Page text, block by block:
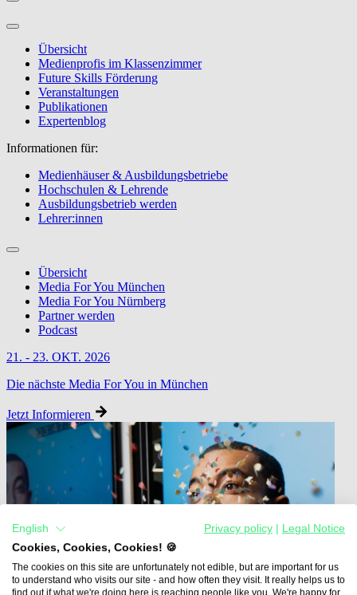
Übersicht
Medienprofis im Klassenzimmer
Future Skills Förderung
Veranstaltungen
Publikationen
Expertenblog
Informationen für:
Medienhäuser & Ausbildungsbetriebe
Hochschulen & Lehrende
Ausbildungsbetrieb werden
Lehrer:innen
Übersicht
Media For You München
Media For You Nürnberg
Partner werden
Podcast
21. - 23. OKT. 2026
Die nächste Media For You in München
Jetzt Informieren
English Privacy policy
Legal Notice
Cookies, Cookies, Cookies! 🍪
The cookies on this site are unfortunately not edible, but are important for us
to understand who visits our site - and how often they visit. It really helps us to
find out if what we're doing here is reaching people like you. We're happy for